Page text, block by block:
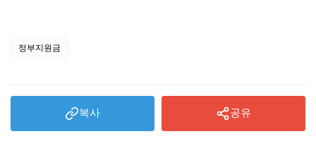
정부지원금
복사 공유